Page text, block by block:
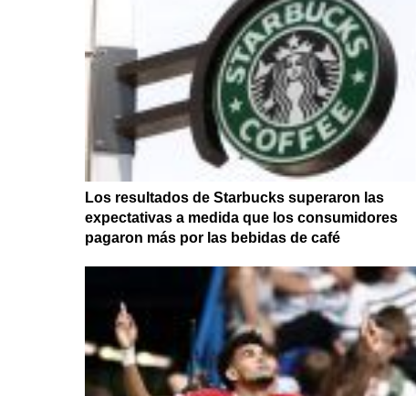
Los resultados de Starbucks superaron las
expectativas a medida que los consumidores
pagaron más por las bebidas de café